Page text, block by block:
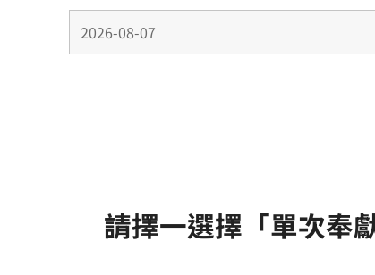
請擇一選擇「單次奉